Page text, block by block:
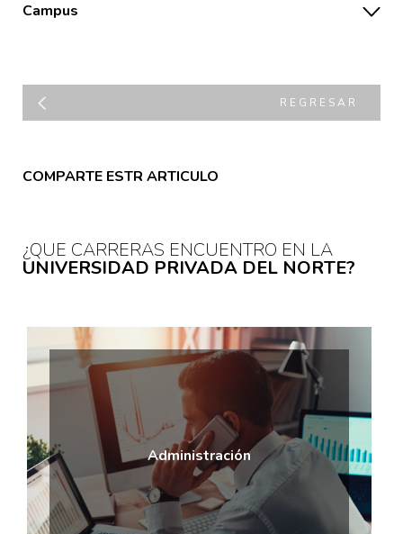
Campus
REGRESAR
COMPARTE ESTR ARTICULO
¿QUE CARRERAS ENCUENTRO EN LA
UNIVERSIDAD PRIVADA DEL NORTE?
Administración